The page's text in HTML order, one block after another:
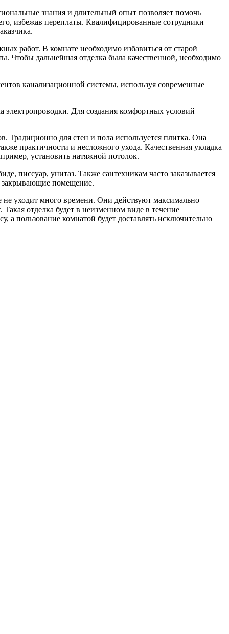
знания и длительный опыт позволяет помочь
избежав переплаты. Квалифицированные сотрудники
работ. В комнате необходимо избавиться от старой
Чтобы дальнейшая отделка была качественной, необходимо
канализационной системы, используя современные
электропроводки. Для создания комфортных условий
Традиционно для стен и пола используется плитка. Она
практичности и несложного ухода. Качественная укладка
установить натяжной потолок.
писсуар, унитаз. Также сантехникам часто заказывается
закрывающие помещение.
уходит много времени. Они действуют максимально
Такая отделка будет в неизменном виде в течение
а пользование комнатой будет доставлять исключительно